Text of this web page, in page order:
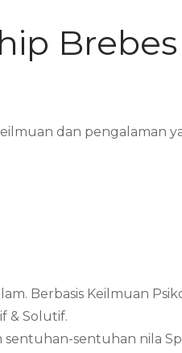
Brebes
dan pengalaman
Berbasis Keilmuan
& Solutif.
sentuhan nila